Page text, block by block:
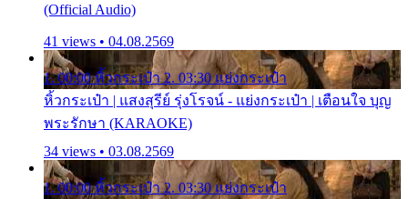
(Official Audio)
41 views • 04.08.2569
1. 00:00 หิ้วกระเป๋า 2. 03:30 แย่งกระเป๋า
หิ้วกระเป๋า | แสงสุรีย์ รุ่งโรจน์ - แย่งกระเป๋า | เตือนใจ บุญ
พระรักษา (KARAOKE)
34 views • 03.08.2569
1. 00:00 หิ้วกระเป๋า 2. 03:30 แย่งกระเป๋า